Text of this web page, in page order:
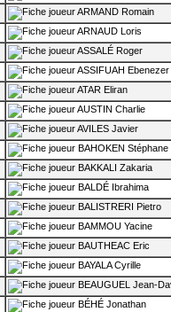
ARMAND Romain
ARNAUD Loris
ASSALÉ Roger
ASSIFUAH Ebenezer
ATAR Eliran
AUSTIN Charlie
AVILES Javier
BAHOKEN Stéphane
BAKKALI Zakaria
BALDÉ Ibrahima
BALISTRERI Pietro
BAMMOU Yacine
BAUTHEAC Eric
BAYALA Cyrille
BEAUGUEL Jean-
BÉHÉ Jonathan